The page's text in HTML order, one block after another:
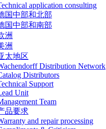
application consulting
国中部和北部
国中部和南部
洲
洲
太地区
Distribution Network
Distributors
Support
Unit
Team
品要求
and repair processing